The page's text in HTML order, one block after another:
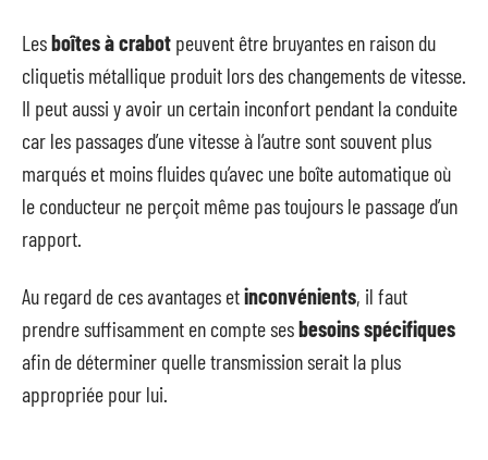
Lesboîtes à crabot peuvent être bruyantes en raison du
cliquetis métallique produit lors des changements de vitesse.
Il peut aussi y avoir un certain inconfort pendant la conduite
car les passages d’une vitesse à l’autre sont souvent plus
marqués et moins fluides qu’avec une boîte automatique où
le conducteur ne perçoit même pas toujours le passage d’un
rapport.
Au regard de ces avantages etinconvénients, il faut
prendre suffisamment en compte sesbesoins spécifiques
afin de déterminer quelle transmission serait la plus
appropriée pour lui.